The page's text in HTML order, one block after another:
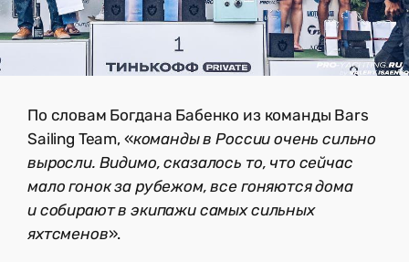
По словам Богдана Бабенко из команды Bars
Sailing Team, «команды в России очень сильно
выросли. Видимо, сказалось то, что сейчас
мало гонок за рубежом, все гоняются дома
и собирают в экипажи самых сильных
яхтсменов».